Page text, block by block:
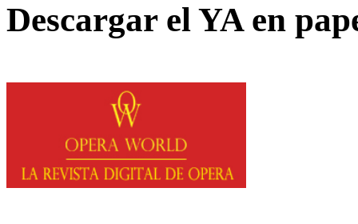
Descargar el YA en